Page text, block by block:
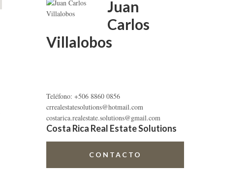
primaria
Juan
Carlos
Villalobos
Teléfono: +506 8860 0856
crrealestatesolutions@hotmail.com
costarica.realestate.solutions@gmail.com
Costa Rica Real Estate Solutions
CONTACTO